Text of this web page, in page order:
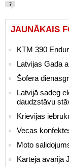
7
JAUNĀKAIS
KTM 390
Latvijas Gada
Šofera
Latvijā sadeg
daudzstāvu
Krievijas
Vecas
Moto
Kārtējā avārija